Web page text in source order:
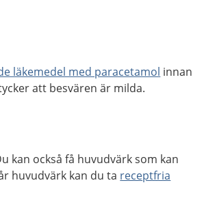
läkemedel med paracetamol innan
att besvären är milda.
kan också få huvudvärk som kan
huvudvärk kan du ta receptfria